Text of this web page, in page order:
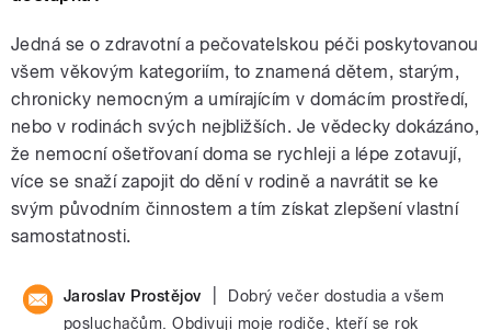
Jedná se o zdravotní a pečovatelskou péči poskytovanou
všem věkovým kategoriím, to znamená dětem, starým,
chronicky nemocným a umírajícím v domácím prostředí,
nebo v rodinách svých nejbližších. Je vědecky dokázáno,
že nemocní ošetřovaní doma se rychleji a lépe zotavují,
více se snaží zapojit do dění v rodině a navrátit se ke
svým původním činnostem a tím získat zlepšení vlastní
samostatnosti.
Jaroslav Prostějov
Dobrý večer dostudia a všem
posluchačům. Obdivuji moje rodiče, kteří se rok